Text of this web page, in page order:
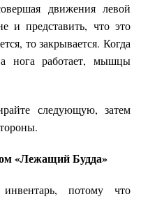
движения левой
и представить, что это
то закрывается. Когда
нога работает, мышцы
следующую, затем
«Лежащий Будда»
потому что